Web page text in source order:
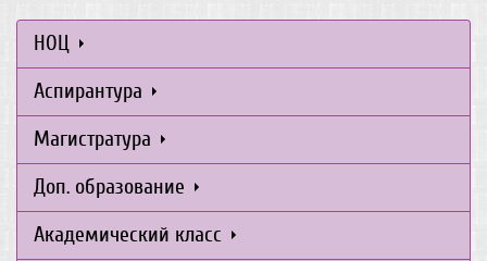
НОЦ
Аспирантура
Магистратура
Доп. образование
Академический класс